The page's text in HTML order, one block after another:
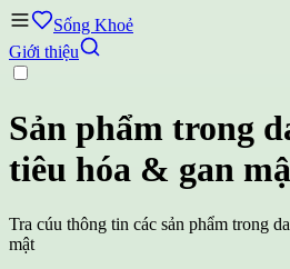
Sống Khoẻ
Giới thiệu
Sản phẩm trong
tiêu hóa & gan
Tra cúu thông tin các sản phẩm trong
mật